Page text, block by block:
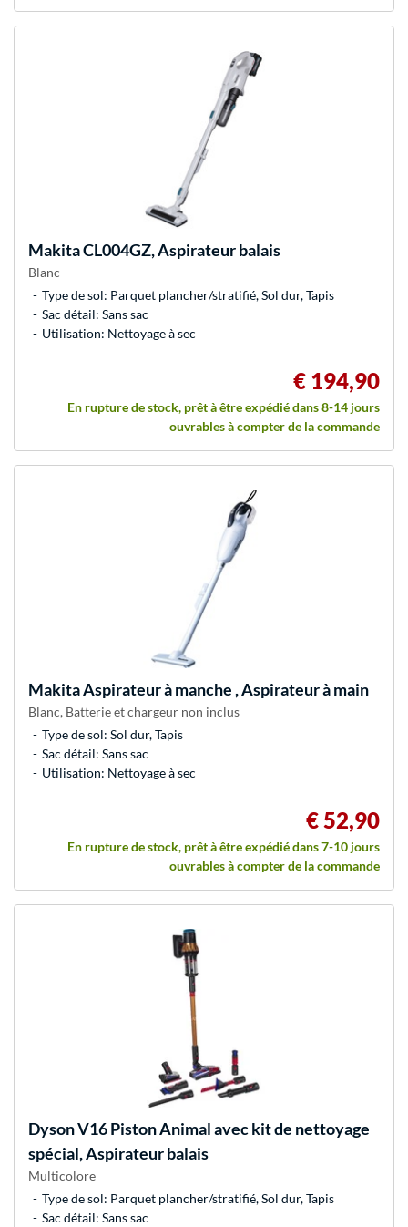
MakitaCL004GZ, Aspirateur balais
Blanc
Type de sol: Parquet plancher/stratifié, Sol dur, Tapis
Sac détail: Sans sac
Utilisation: Nettoyage à sec
€ 194,90
En rupture de stock, prêt à être expédié dans 8-14 jours
ouvrables à compter de la commande
MakitaAspirateur à manche , Aspirateur à main
Blanc, Batterie et chargeur non inclus
Type de sol: Sol dur, Tapis
Sac détail: Sans sac
Utilisation: Nettoyage à sec
€ 52,90
En rupture de stock, prêt à être expédié dans 7-10 jours
ouvrables à compter de la commande
DysonV16 Piston Animal avec kit de nettoyage
spécial, Aspirateur balais
Multicolore
Type de sol: Parquet plancher/stratifié, Sol dur, Tapis
Sac détail: Sans sac